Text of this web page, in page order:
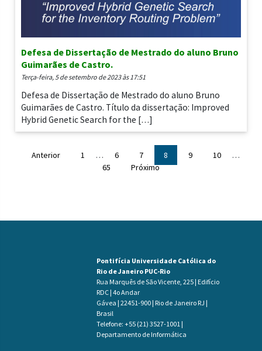
Defesa de Dissertação de Mestrado do aluno Bruno
Guimarães de Castro.
terça-feira, 5 de setembro de 2023 às 17:51
Defesa de Dissertação de Mestrado do aluno Bruno
Guimarães de Castro. Título da dissertação: Improved
Hybrid Genetic Search for the […]
Anterior 1 … 6 7 8 9 10
…
65
Próximo
Pontifícia Universidade Católica do
Rio de Janeiro PUC-Rio
Rua Marquês de São Vicente, 225 | Edifício
RDC | 4o Andar
Gávea | 22451-900 | Rio de Janeiro RJ |
Brasil
Telefone: +55 (21) 3527-1001 |
Departamento de Informática